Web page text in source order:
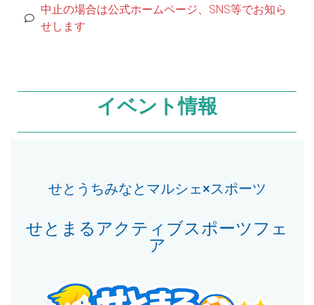
中止の場合は公式ホームページ、SNS等でお知ら
せします
イベント情報
せとうちみなとマルシェ×スポーツ
せとまるアクティブスポーツフェ
ア